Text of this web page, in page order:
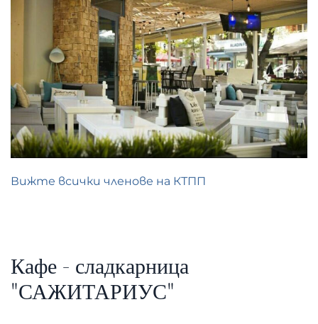
Вижте всички членове на КТПП
Кафе - сладкарница
"САЖИТАРИУС"